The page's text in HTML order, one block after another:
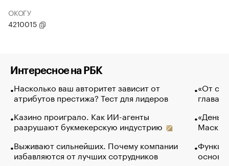
ОКОГУ
4210015
Интересное на РБК
Насколько ваш авторитет зависит от
атрибутов престижа? Тест для лидеров
Казино проиграло. Как ИИ-агенты
разрушают букмекерскую индустрию
Выживают сильнейших. Почему компании
избавляются от лучших сотрудников
«От
глава
Маск в
основ